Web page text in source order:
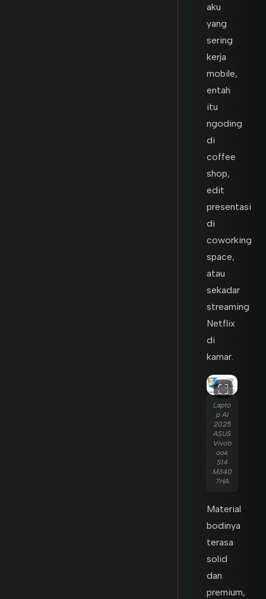
aku
yang
sering
kerja
mobile,
entah
itu
ngoding
di
coffee
shop,
edit
presentasi
di
coworking
space,
atau
sekadar
streaming
Netflix
di
kamar.
Lapto
p AI
2025
ASUS
Vivob
ook
S14
M340
7HA
Material
bodinya
terasa
solid
dan
premium,